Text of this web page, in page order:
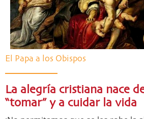
El Papa a los Obispos
La alegría cristiana nace
“tomar” y a cuidar la vida